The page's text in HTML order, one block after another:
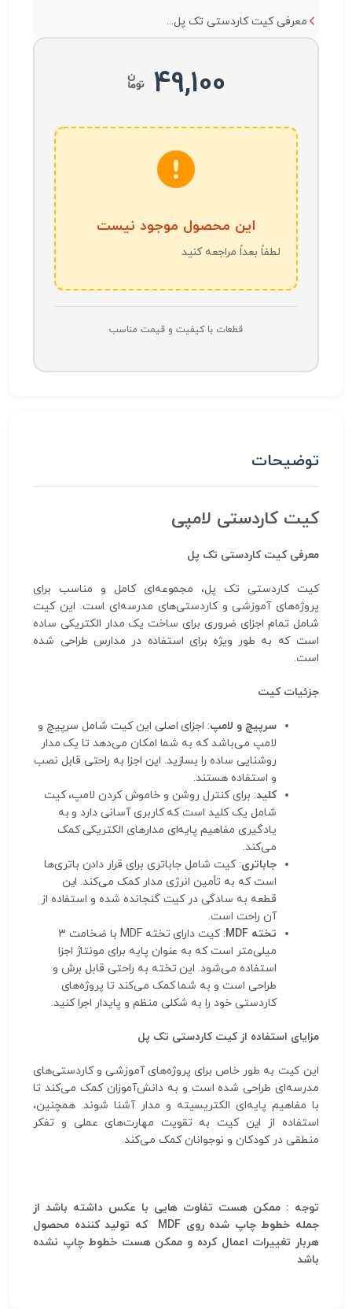
معرفی کیت کاردستی تک پل...
49,100
این محصول موجود نیست
لطفاً بعداً مراجعه کنید
قطعات با کیفیت و قیمت مناسب
توضیحات
کیت کاردستی لامپی
معرفی کیت کاردستی تک پل
کیت کاردستی تک پل، مجموعه‌ای کامل و مناسب برای
پروژه‌های آموزشی و کاردستی‌های مدرسه‌ای است. این کیت
شامل تمام اجزای ضروری برای ساخت یک مدار الکتریکی ساده
است که به طور ویژه برای استفاده در مدارس طراحی شده
است.
جزئیات کیت
سرپیچ و لامپ: اجزای اصلی این کیت شامل سرپیچ و
لامپ می‌باشد که به شما امکان می‌دهد تا یک مدار
روشنایی ساده را بسازید. این اجزا به راحتی قابل نصب
و استفاده هستند.
کلید: برای کنترل روشن و خاموش کردن لامپ، کیت
شامل یک کلید است که کاربری آسانی دارد و به
یادگیری مفاهیم پایه‌ای مدارهای الکتریکی کمک
می‌کند.
جاباتری: کیت شامل جاباتری برای قرار دادن باتری‌ها
است که به تأمین انرژی مدار کمک می‌کند. این
قطعه به سادگی در کیت گنجانده شده و استفاده از
آن راحت است.
تخته MDF
: کیت دارای تخته MDF با ضخامت ۳
میلی‌متر است که به عنوان پایه برای مونتاژ اجزا
استفاده می‌شود. این تخته به راحتی قابل برش و
طراحی است و به شما کمک می‌کند تا پروژه‌های
کاردستی خود را به شکلی منظم و پایدار اجرا کنید.
مزایای استفاده از کیت کاردستی تک پل
این کیت به طور خاص برای پروژه‌های آموزشی و کاردستی‌های
مدرسه‌ای طراحی شده است و به دانش‌آموزان کمک می‌کند تا
با مفاهیم پایه‌ای الکتریسیته و مدار آشنا شوند. همچنین،
استفاده از این کیت به تقویت مهارت‌های عملی و تفکر
منطقی در کودکان و نوجوانان کمک می‌کند.
توجه : ممکن هست تفاوت هایی با عکس داشته باشد از
جمله خطوط چاپ شده روی MDF که تولید کننده محصول
هربار تغییرات اعمال کرده و ممکن هست خطوط چاپ نشده
باشد